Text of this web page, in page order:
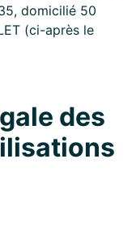
domicilié 50
(ci-après le
des